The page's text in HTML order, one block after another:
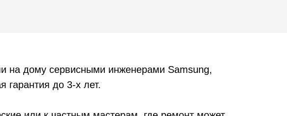
на дому сервисными инженерами Samsung,
гарантия до 3-х лет.